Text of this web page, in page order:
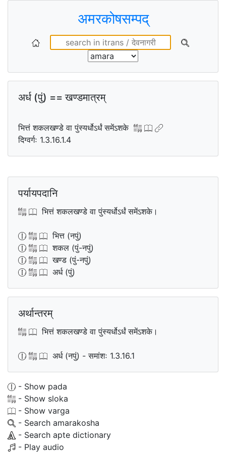
अमरकोषसम्पद्
अर्ध (पुं) == खण्डमात्रम्
भित्तं शकलखण्डे वा पुंस्यर्धोऽर्धं समेंऽशके
दिग्वर्गः 1.3.16.1.4
पर्यायपदानि
भित्तं शकलखण्डे वा पुंस्यर्धोऽर्धं समेंऽशके।
भित्त (नपुं)
शकल (पुं-नपुं)
खण्ड (पुं-नपुं)
अर्ध (पुं)
अर्थान्तरम्
भित्तं शकलखण्डे वा पुंस्यर्धोऽर्धं समेंऽशके।
अर्ध (नपुं) - समांशः 1.3.16.1
- Show pada
- Show sloka
- Show varga
- Search amarakosha
- Search apte dictionary
- Play audio